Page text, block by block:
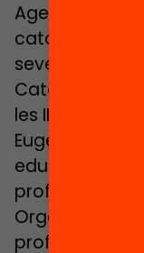
Agents
catalans ens
seves
Catalunya
les II Jornades
Eugeni
educativa i
professora de
Organitzacions
professor i